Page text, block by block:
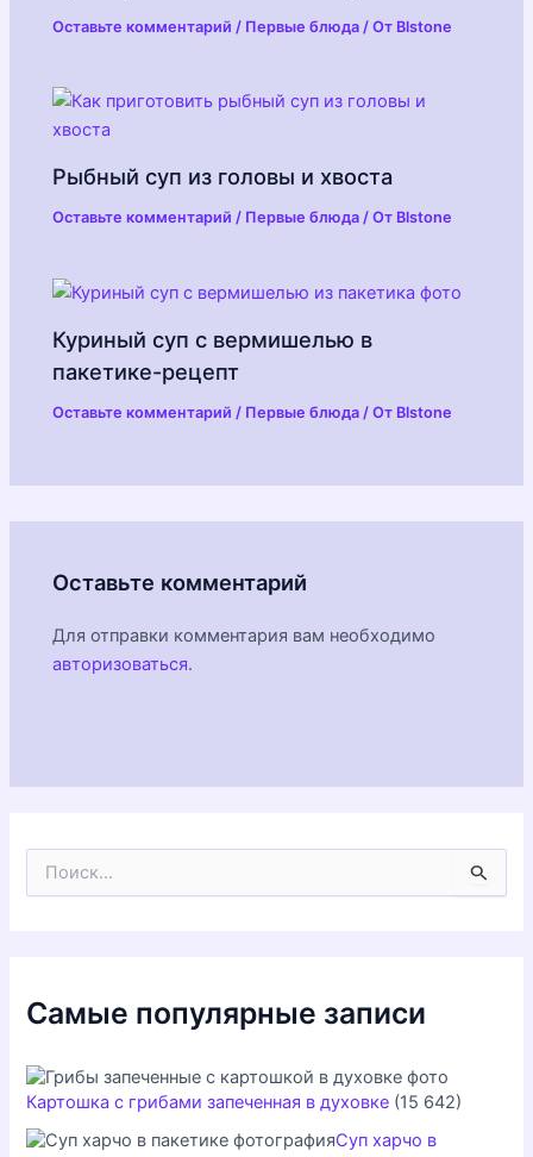
Оставьте комментарий / Первые блюда / От Blstone
Рыбный суп из головы и хвоста
Оставьте комментарий / Первые блюда / От Blstone
Куриный суп с вермишелью в
пакетике-рецепт
Оставьте комментарий / Первые блюда / От Blstone
Оставьте комментарий
Для отправки комментария вам необходимо
авторизоваться.
Самые популярные записи
Картошка с грибами запеченная в духовке (15 642)
Суп харчо в